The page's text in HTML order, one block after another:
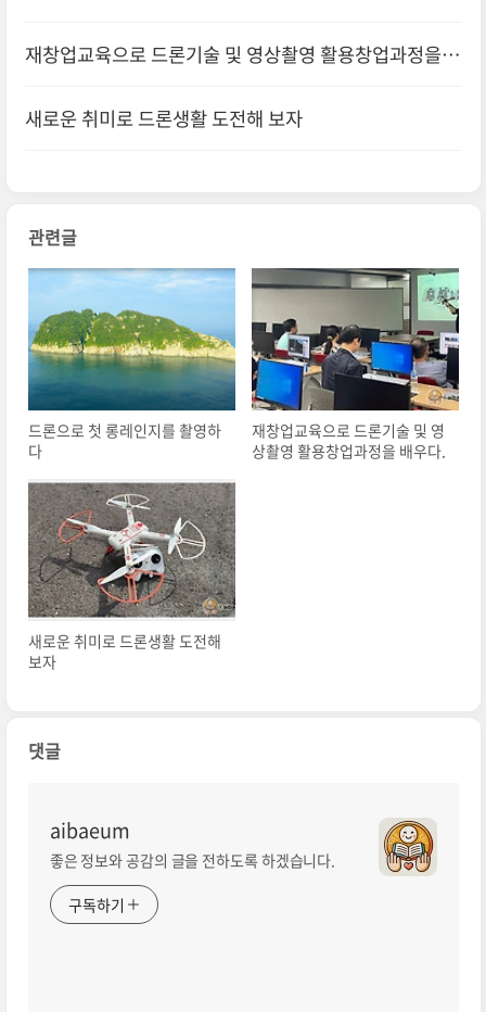
재창업교육으로 드론기술 및 영상촬영 활용창업과정을
새로운 취미로 드론생활 도전해 보자
관련글
드론으로 첫 롱레인지를 촬영하
다
재창업교육으로 드론기술 및 영
상촬영 활용창업과정을 배우다.
새로운 취미로 드론생활 도전해
보자
댓글
aibaeum
좋은 정보와 공감의 글을 전하도록 하겠습니다.
구독하기